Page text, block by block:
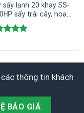
sấy lạnh 20 khay SS-
sấy trái cây, hoa
dược liệu hiệu quả
xếp
thông tin khách
BÁO GIÁ